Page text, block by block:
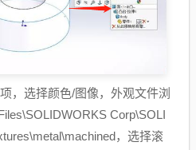
，选择颜色/图像，外观文件浏
Corp\SOLI
，选择滚